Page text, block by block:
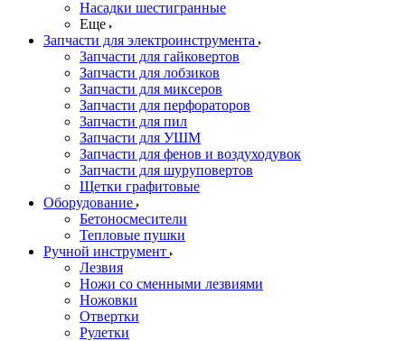
Насадки шестигранные
Еще
Запчасти для электроинструмента
Запчасти для гайковертов
Запчасти для лобзиков
Запчасти для миксеров
Запчасти для перфораторов
Запчасти для пил
Запчасти для УШМ
Запчасти для фенов и воздуходувок
Запчасти для шуруповертов
Щетки графитовые
Оборудование
Бетоносмесители
Тепловые пушки
Ручной инструмент
Лезвия
Ножи со сменными лезвиями
Ножовки
Отвертки
Рулетки